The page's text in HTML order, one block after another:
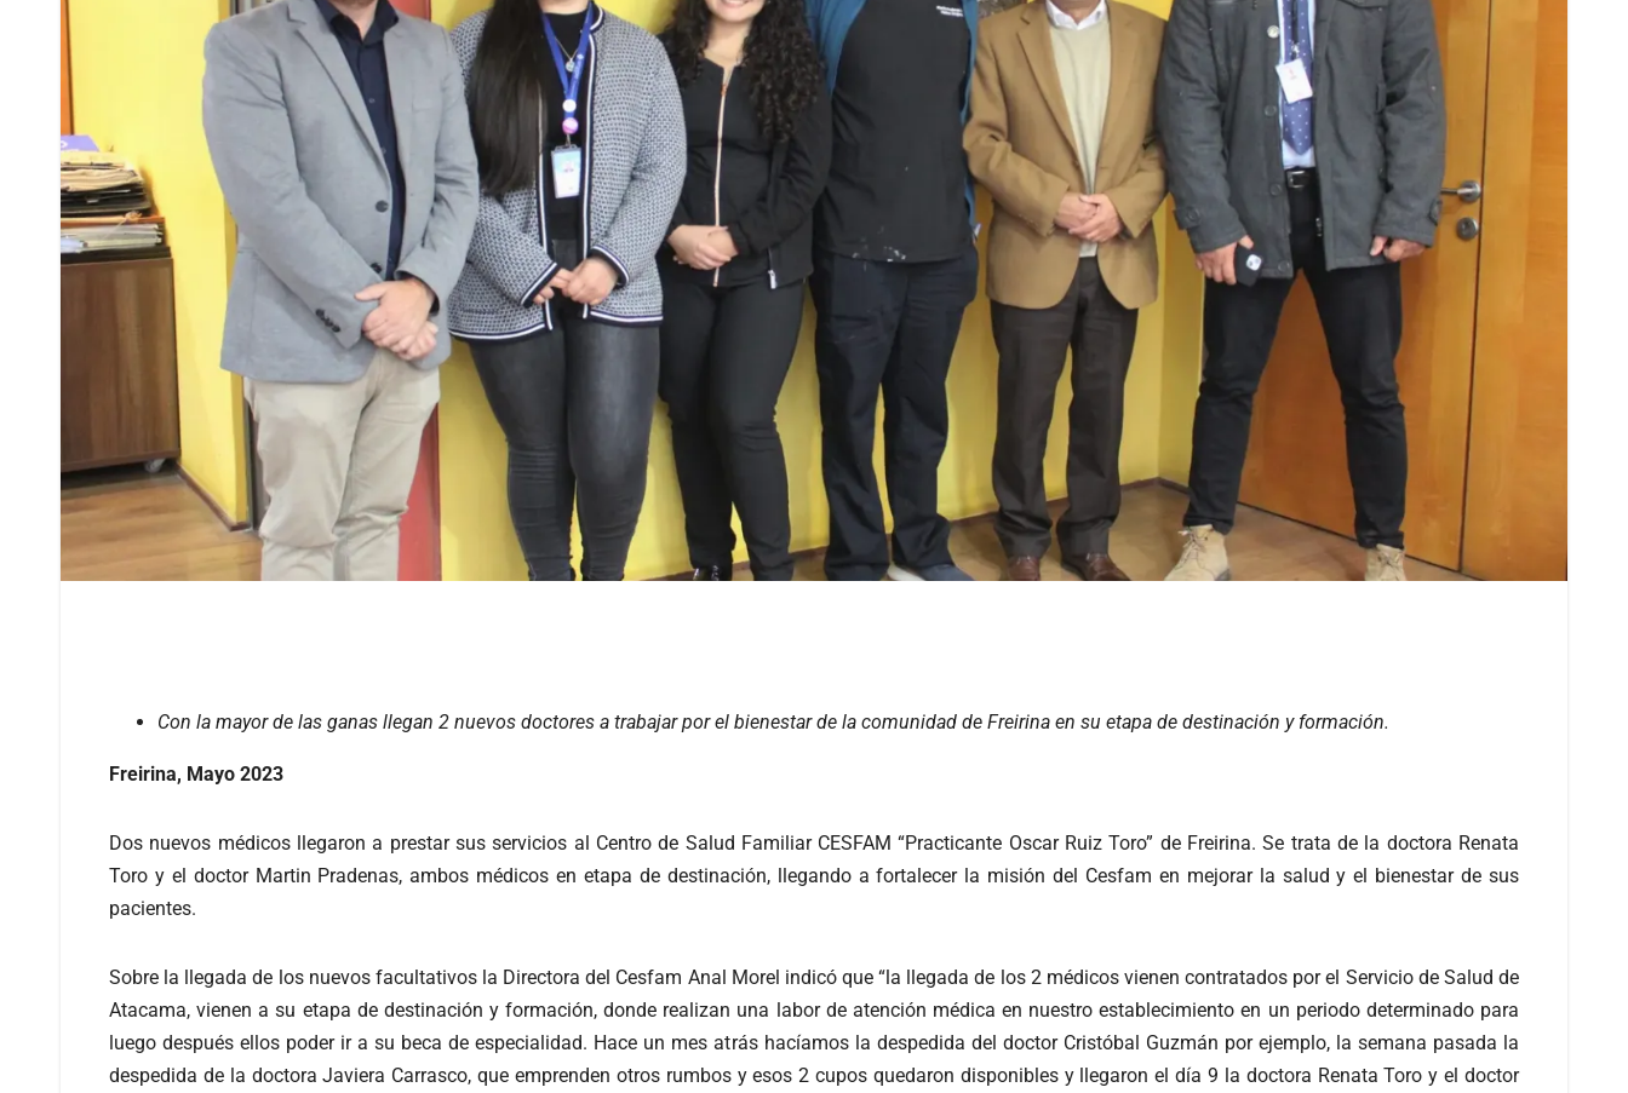
Con la mayor de las ganas llegan 2 nuevos doctores a trabajar por el bienestar de la comunidad de Freirina en su etapa de destinación y formación.
Freirina, Mayo 2023
Dos nuevos médicos llegaron a prestar sus servicios al Centro de Salud Familiar CESFAM “Practicante Oscar Ruiz Toro” de Freirina. Se trata de la doctora Renata
Toro y el doctor Martin Pradenas, ambos médicos en etapa de destinación, llegando a fortalecer la misión del Cesfam en mejorar la salud y el bienestar de sus
pacientes.
Sobre la llegada de los nuevos facultativos la Directora del Cesfam Anal Morel indicó que “la llegada de los 2 médicos vienen contratados por el Servicio de Salud de
Atacama, vienen a su etapa de destinación y formación, donde realizan una labor de atención médica en nuestro establecimiento en un periodo determinado para
luego después ellos poder ir a su beca de especialidad. Hace un mes atrás hacíamos la despedida del doctor Cristóbal Guzmán por ejemplo, la semana pasada la
despedida de la doctora Javiera Carrasco, que emprenden otros rumbos y esos 2 cupos quedaron disponibles y llegaron el día 9 la doctora Renata Toro y el doctor